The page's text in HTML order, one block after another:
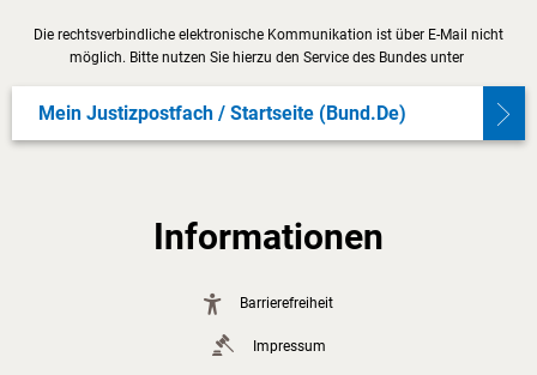
Die rechtsverbindliche elektronische Kommunikation ist über E-Mail nicht
möglich. Bitte nutzen Sie hierzu den Service des Bundes unter
Mein Justizpostfach / Startseite (bund.de)
Informationen
Barrierefreiheit
Impressum